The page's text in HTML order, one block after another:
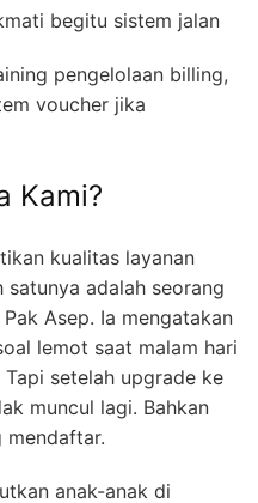
begitu sistem jalan
pengelolaan billing,
voucher jika
Kami?
kualitas layanan
satunya adalah seorang
Asep. Ia mengatakan
lemot saat malam hari
setelah upgrade ke
muncul lagi. Bahkan
mendaftar.
anak-anak di